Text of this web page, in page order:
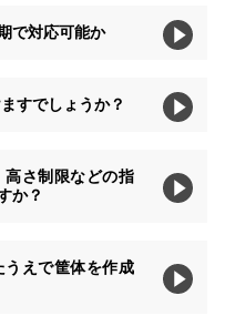
で対応可能か
すでしょうか？
さ制限などの指
か？
うえで筐体を作成